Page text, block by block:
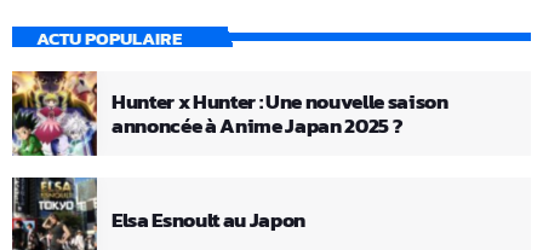
ACTU POPULAIRE
Hunter x Hunter : Une nouvelle saison
annoncée à Anime Japan 2025 ?
Elsa Esnoult au Japon